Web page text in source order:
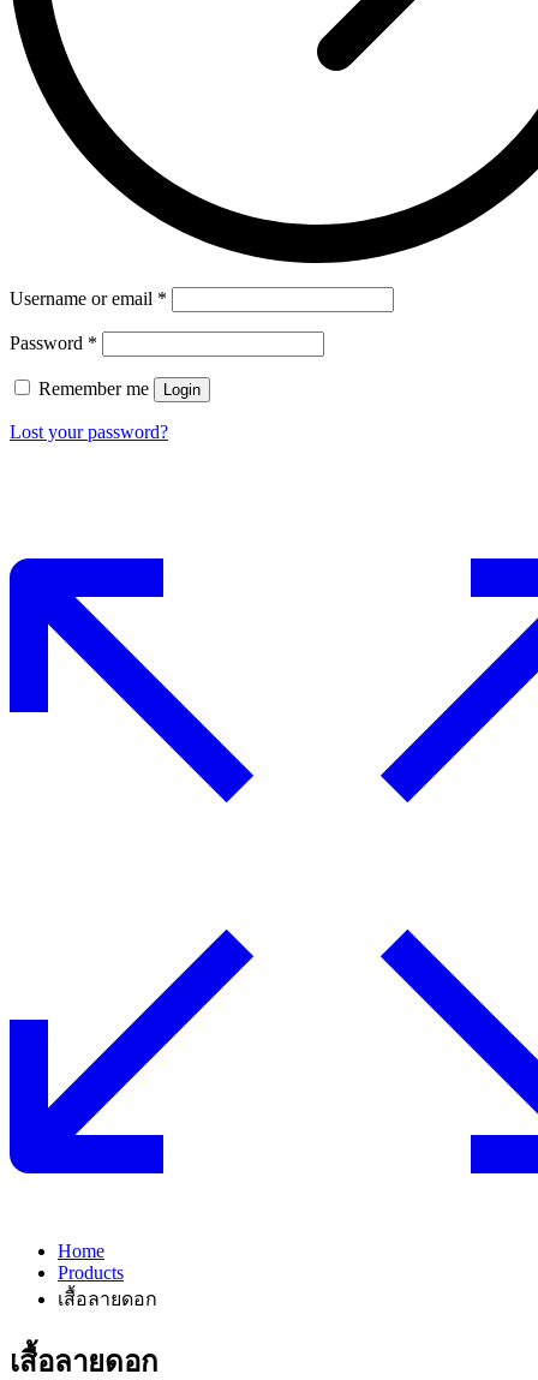
Username or email *
Password *
Remember me Login
Lost your password?
Home
Products
เสื้อลายดอก
เสื้อลายดอก